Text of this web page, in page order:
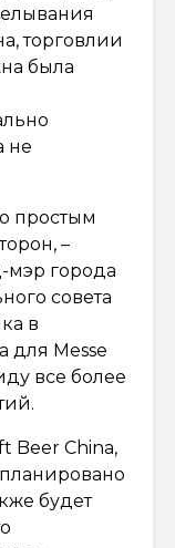
торговлии
была
не
простым
–
мэр города
совета
в
для Messe
все более
Beer China,
будет